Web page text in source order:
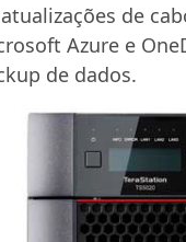
de
Azure e
de dados.